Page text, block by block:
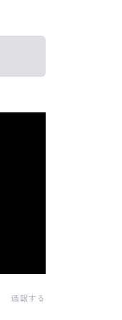
通報する